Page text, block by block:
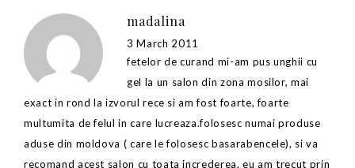
madalina
3 March 2011
fetelor de curand mi-am pus unghii cu
gel la un salon din zona mosilor, mai
exact in rond la izvorul rece si am fost foarte, foarte
multumita de felul in care lucreaza.folosesc numai produse
aduse din moldova ( care le folosesc basarabencele), si va
recomand acest salon cu toata increderea. eu am trecut prin